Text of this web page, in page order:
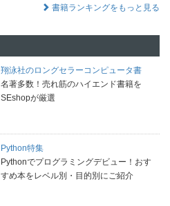
書籍ランキングをもっと見る
翔泳社のロングセラーコンピュータ書
名著多数！売れ筋のハイエンド書籍を
SEshopが厳選
Python特集
Pythonでプログラミングデビュー！おす
すめ本をレベル別・目的別にご紹介